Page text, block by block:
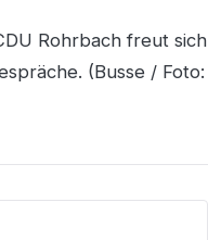
Rohrbach freut sich
(Busse / Foto: